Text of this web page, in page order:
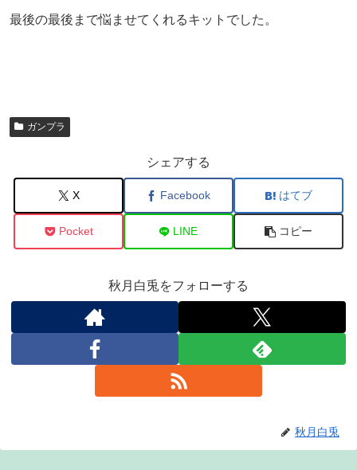
最後の最後まで悩ませてくれるキットでした。
ガンプラ
シェアする
X Facebook はてブ
Pocket LINE コピー
秋月白兎をフォローする
秋月白兎